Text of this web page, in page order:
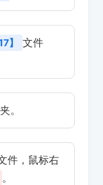
】
文件
。
件，鼠标右
。